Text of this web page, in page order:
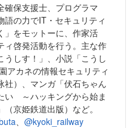
保支援士、プログラマ
語の力でIT・セキュリティ
」をモットーに、作家活
ィ啓発活動を行う。主な作
うしす！」、小説「こうし
アカネの情報セキュリティ
社）、マンガ「伏石ちゃん
い ～ハッキングから始ま
京姫鉄道出版）など。
@kyoki_railway